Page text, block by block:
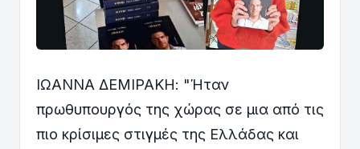
ΙΩΑΝΝΑ ΔΕΜΙΡΑΚΗ: "Ήταν
πρωθυπουργός της χώρας σε μια από τις
πιο κρίσιμες στιγμές της Ελλάδας και